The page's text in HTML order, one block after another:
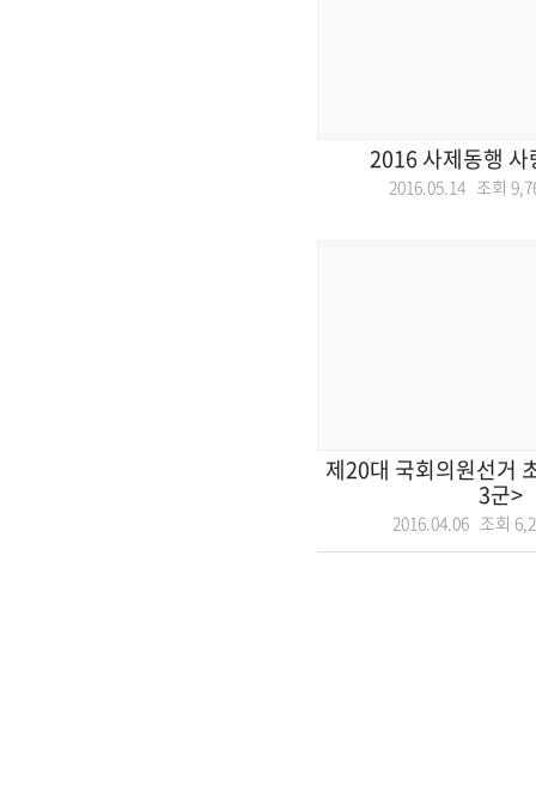
2016 사제동행
2016.05.14 조회
제20대 국회의원선거
3군>
2016.04.06 조회